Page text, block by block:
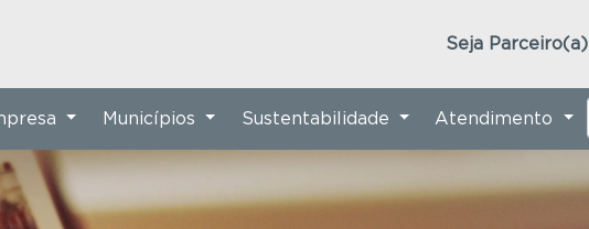
Seja Parceiro(a)
Municípios Sustentabilidade Atendimento